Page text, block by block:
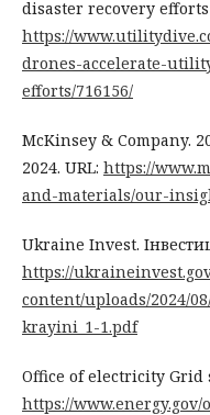
disaster recovery efforts
https://
drones-accelerate-
efforts/716156/
McKinsey & Company.
2024. URL: https://
and-materials/our-
Ukraine Invest.
https://
content/uploads/2024/
krayini_1-1.pdf
Office of electricity Grid
https://www.energy.gov/